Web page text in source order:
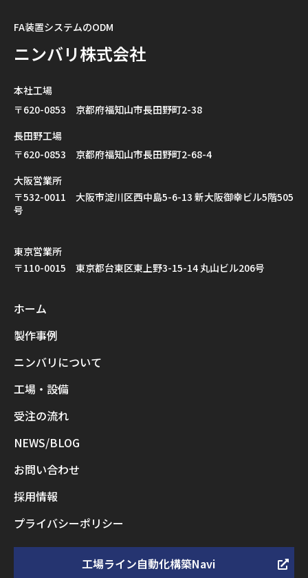
FA装置システムのODM
ニンバリ株式会社
本社工場
〒620-0853 京都府福知山市長田野町2-38
長田野工場
〒620-0853 京都府福知山市長田野町2-68-4
大阪営業所
〒532-0011 大阪市淀川区西中島5-6-13 新大阪御幸ビル5階505
号
東京営業所
〒110-0015 東京都台東区東上野3-15-14 丸山ビル206号
ホーム
製作事例
ニンバリについて
工場・設備
受注の流れ
NEWS/BLOG
お問い合わせ
採用情報
プライバシーポリシー
工場ライン自動化構築Navi